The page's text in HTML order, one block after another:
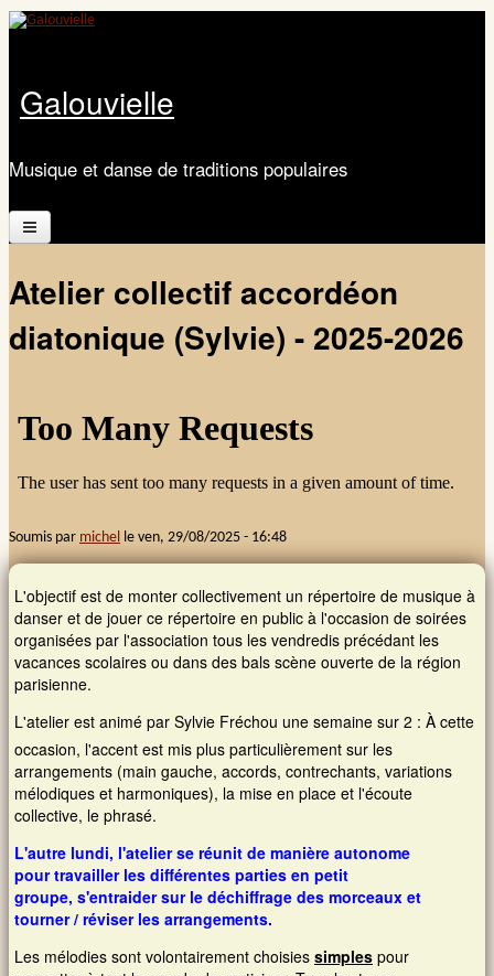
Aller au contenu principal
Galouvielle
Musique et danse de traditions populaires
Présentation
Les ateliers
Documents
Images et musiques
Liens
Contacts
Connexion
Rechercher
Atelier collectif accordéon
diatonique (Sylvie) - 2025-2026
Soumis par michel le ven, 29/08/2025 - 16:48
L'objectif est de monter collectivement un répertoire de musique à
danser et de jouer ce répertoire en public à l'occasion de soirées
organisées par l'association tous les vendredis précédant les
vacances scolaires ou dans des bals scène ouverte de la région
parisienne.
L'atelier est animé par Sylvie Fréchou une semaine sur 2 : À cette
occasion, l'accent est mis plus particulièrement sur les
arrangements (main gauche, accords, contrechants, variations
mélodiques et harmoniques), la mise en place et l'écoute
collective, le phrasé.
L'autre lundi, l'atelier se réunit de manière autonome
pour travailler les différentes parties en petit
groupe, s'entraider sur le déchiffrage des morceaux et
tourner / réviser les arrangements.
Les mélodies sont volontairement choisies simples pour